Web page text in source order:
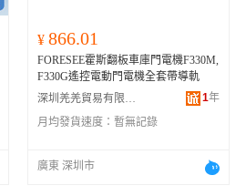
¥ 866.01
FORESEE霍斯翻板車庫門電機F330M,
F330G遙控電動門電機全套帶導軌
深圳羌羌貿易有限公司
1年
月均發貨速度： 暫無記錄
廣東 深圳市